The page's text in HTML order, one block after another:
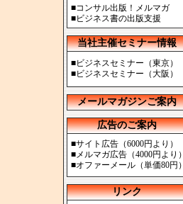
■コンサル出版！メルマガ
■ビジネス書の出版支援
当社主催セミナー情報
■ビジネスセミナー（東京）
■ビジネスセミナー（大阪）
メールマガジンご案内
広告のご案内
■サイト広告（6000円より）
■メルマガ広告（4000円より）
■オファーメール（単価80円）
リンク